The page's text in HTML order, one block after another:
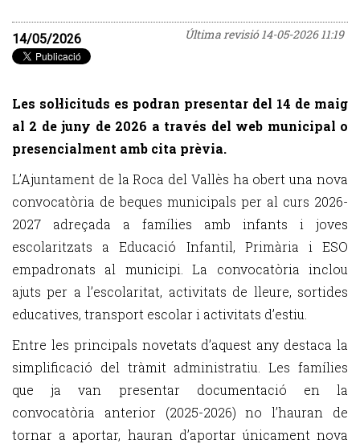
Última revisió14-05-2026 11:19
14/05/2026
Les sol·licituds es podran presentar del 14 de maig
al 2 de juny de 2026 a través del web municipal o
presencialment amb cita prèvia.
L’Ajuntament de la Roca del Vallès ha obert una nova
convocatòria de beques municipals per al curs 2026-
2027 adreçada a famílies amb infants i joves
escolaritzats a Educació Infantil, Primària i ESO
empadronats al municipi. La convocatòria inclou
ajuts per a l’escolaritat, activitats de lleure, sortides
educatives, transport escolar i activitats d’estiu.
Entre les principals novetats d’aquest any destaca la
simplificació del tràmit administratiu. Les famílies
que ja van presentar documentació en la
convocatòria anterior (2025-2026) no l’hauran de
tornar a aportar, hauran d’aportar únicament nova